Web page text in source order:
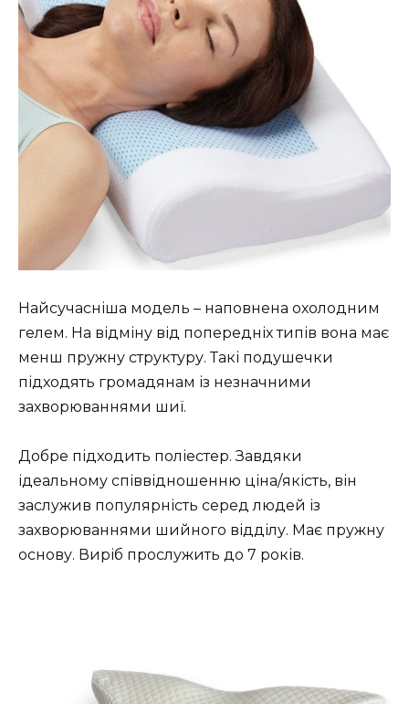
Найсучасніша модель – наповнена охолодним
гелем. На відміну від попередніх типів вона має
менш пружну структуру. Такі подушечки
підходять громадянам із незначними
захворюваннями шиї.
Добре підходить поліестер. Завдяки
ідеальному співвідношенню ціна/якість, він
заслужив популярність серед людей із
захворюваннями шийного відділу. Має пружну
основу. Виріб прослужить до 7 років.